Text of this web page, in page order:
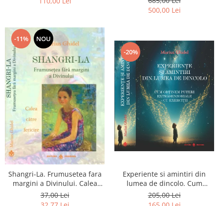
Luceafarului de dimineata) -
Marius Ghidel
500,00 Lei
-11% NOU
Shangri-La. Frumusetea fara
margini a Divinului. Calea
catre fericire
37,00 Lei
-20%
Experiente si amintiri din
lumea de dincolo. Cum
obtinem puteri
extrasenzoriale - cu exercitii
205,00 Lei